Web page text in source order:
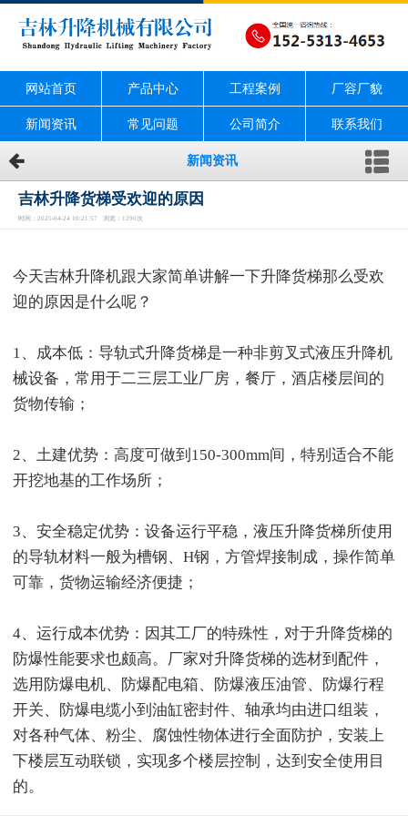
网站首页 产品中心 工程案例 厂容厂貌
新闻资讯 常见问题 公司简介 联系我们
新闻资讯
吉林升降货梯受欢迎的原因
时间：2025-04-24 10:21:57 浏览：1290次
今天吉林升降机跟大家简单讲解一下升降货梯那么受欢
迎的原因是什么呢？
1、成本低：导轨式升降货梯是一种非剪叉式液压升降机
械设备，常用于二三层工业厂房，餐厅，酒店楼层间的
货物传输；
2、土建优势：高度可做到150-300mm间，特别适合不能
开挖地基的工作场所；
3、安全稳定优势：设备运行平稳，液压升降货梯所使用
的导轨材料一般为槽钢、H钢，方管焊接制成，操作简单
可靠，货物运输经济便捷；
4、运行成本优势：因其工厂的特殊性，对于升降货梯的
防爆性能要求也颇高。厂家对升降货梯的选材到配件，
选用防爆电机、防爆配电箱、防爆液压油管、防爆行程
开关、防爆电缆小到油缸密封件、轴承均由进口组装，
对各种气体、粉尘、腐蚀性物体进行全面防护，安装上
下楼层互动联锁，实现多个楼层控制，达到安全使用目
的。